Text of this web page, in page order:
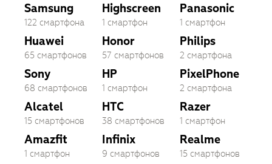
Samsung
122 смартфона
Huawei
65 смартфонов
Sony
68 смартфонов
Alcatel
15 смартфонов
Amazfit
1 смартфон
Highscreen
1 смартфон
Honor
57 смартфонов
HP
1 смартфон
HTC
38 смартфонов
Infinix
9 смартфонов
Panasonic
1 смартфон
Philips
2 смартфона
PixelPhone
2 смартфона
Razer
1 смартфон
Realme
15 смартфонов